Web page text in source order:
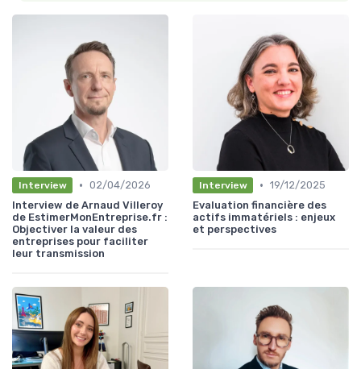
Interview • 02/04/2026
Interview de Arnaud Villeroy
de EstimerMonEntreprise.fr :
Objectiver la valeur des
entreprises pour faciliter
leur transmission
Interview • 19/12/2025
Evaluation financière des
actifs immatériels : enjeux
et perspectives